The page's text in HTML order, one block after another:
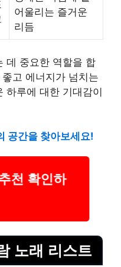
어울리는 즐거운
리듬
데 중요한 역할을 합
고 에너지가 넘치는
하루에 대한 기대감이
공간을 찾아보세요!
천 확인하
노래 리스트